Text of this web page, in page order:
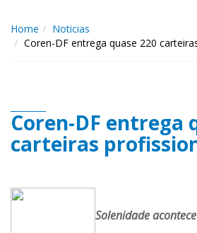
Home
Noticias
Coren-DF entrega quase 220
Coren-DF entrega
carteiras
Solenidade